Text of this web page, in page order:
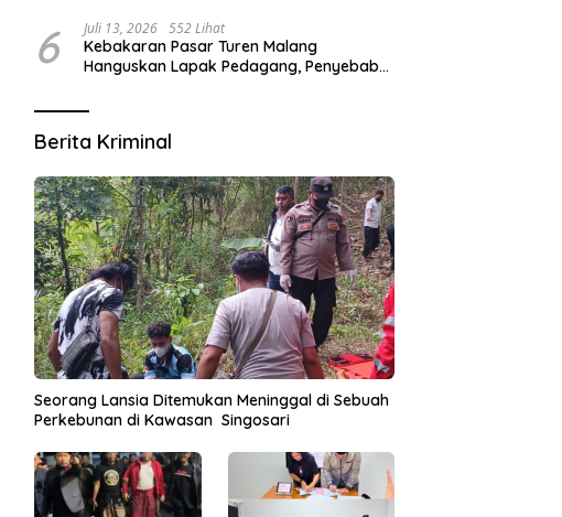
6 Juli 13, 2026 552 Lihat
Kebakaran Pasar Turen Malang
Hanguskan Lapak Pedagang, Penyebab
Berita Kriminal
Seorang Lansia Ditemukan Meninggal di Sebuah
Perkebunan di Kawasan Singosari